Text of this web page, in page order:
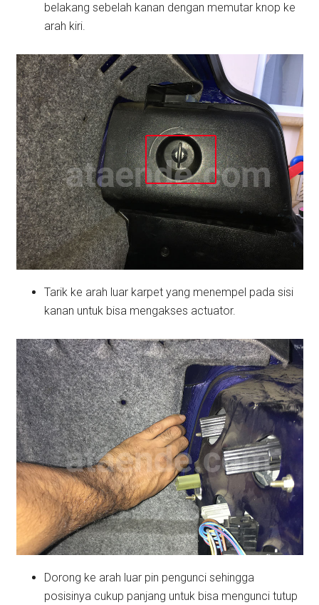
belakang sebelah kanan dengan memutar knop ke
arah kiri.
Tarik ke arah luar karpet yang menempel pada sisi
kanan untuk bisa mengakses actuator.
Dorong ke arah luar pin pengunci sehingga
posisinya cukup panjang untuk bisa mengunci tutup